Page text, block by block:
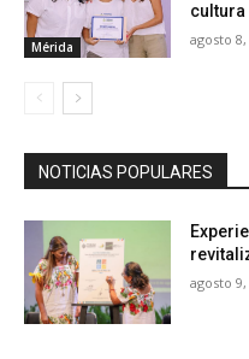
Mérida
cultura
agosto 8,
NOTICIAS POPULARES
agosto 9,